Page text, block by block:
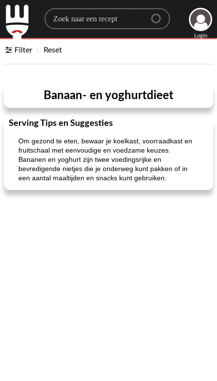
Search for a recipe
Login
Filter Reset
Banaan- en yoghurtdieet
Serving Tips en Suggesties
Om gezond te eten, bewaar je koelkast, voorraadkast en
fruitschaal met eenvoudige en voedzame keuzes.
Bananen en yoghurt zijn twee voedingsrijke en
bevredigende nietjes die je onderweg kunt pakken of in
een aantal maaltijden en snacks kunt gebruiken.